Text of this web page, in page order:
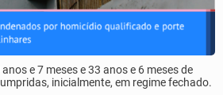
e 7 meses e 33 anos e 6 meses de
inicialmente, em regime fechado.